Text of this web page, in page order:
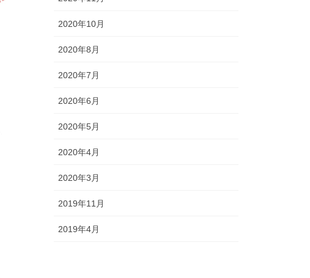
2020年10月
2020年8月
2020年7月
2020年6月
2020年5月
2020年4月
2020年3月
2019年11月
2019年4月